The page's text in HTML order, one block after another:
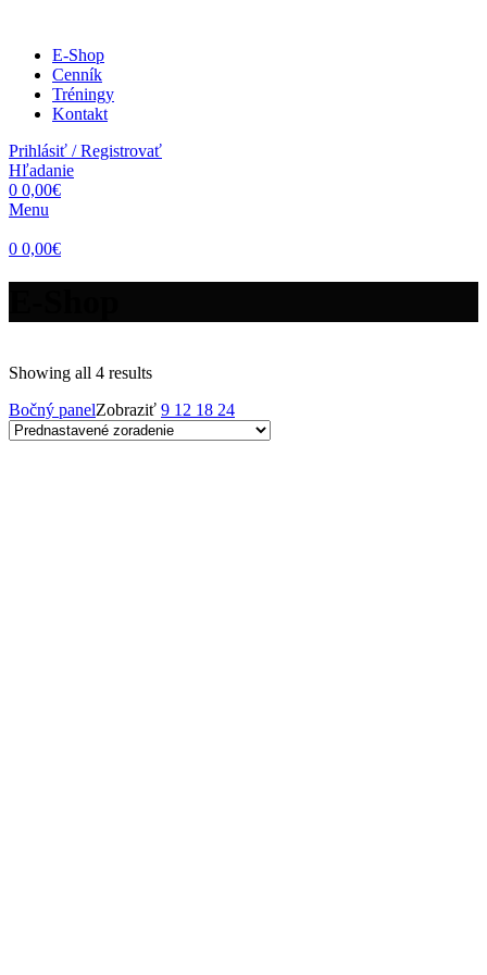
E-Shop
Cenník
Tréningy
Kontakt
Prihlásiť / Registrovať
Hľadanie
0 0,00€
Menu
0 0,00€
Showing all 4 results
Bočný panelZobraziť 9 12 18 24